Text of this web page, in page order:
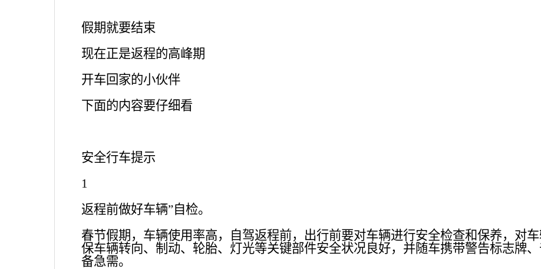
假期就要结束
现在正是返程的高峰期
开车回家的小伙伴
下面的内容要仔细看
安全行车提示
1
返程前做好车辆”自检。
春节假期，车辆使用率高，自驾返程前，出行前要对车辆进行安全检查和保养，对
保车辆转向、制动、轮胎、灯光等关键部件安全状况良好，并随车携带警告标志牌
备急需。